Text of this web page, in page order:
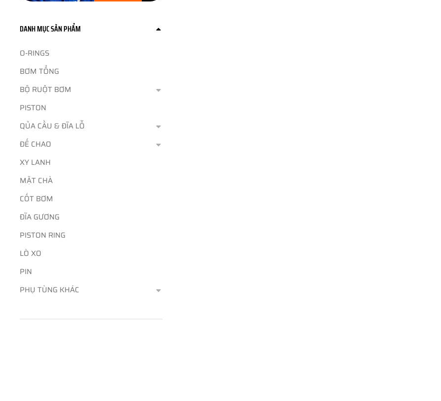
DANH MỤC SẢN PHẨM
O-RINGS
BƠM TỔNG
BỘ RUỘT BƠM
PISTON
QỦA CẦU & ĐĨA LỖ
ĐẾ CHAO
XY LANH
MẶT CHÀ
CỐT BƠM
ĐĨA GƯƠNG
PISTON RING
LÒ XO
PIN
PHỤ TÙNG KHÁC